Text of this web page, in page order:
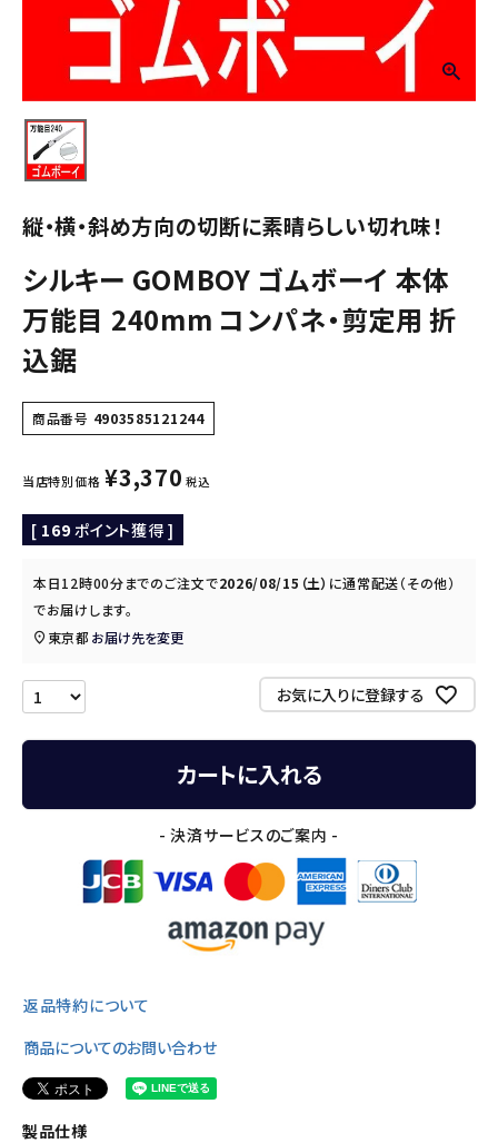
縦・横・斜め方向の切断に素晴らしい切れ味！
シルキー GOMBOY ゴムボーイ 本体
万能目 240mm コンパネ・剪定用 折
込鋸
商品番号 4903585121244
当店特別価格 ¥3,370 税込
[ 169 ポイント獲得 ]
本日12時00分までのご注文で2026/08/15（土） に通常配送（その他）
でお届けします。
東京都 お届け先を変更
お気に入りに登録する
カートに入れる
- 決済サービスのご案内 -
返品特約について
商品についてのお問い合わせ
製品仕様